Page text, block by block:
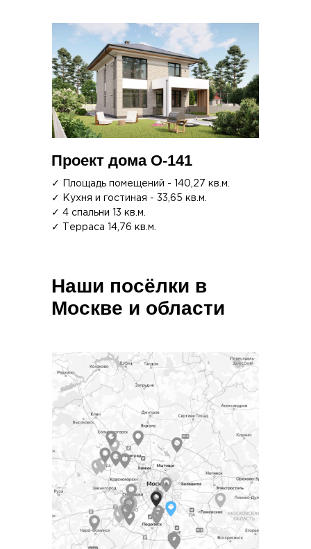
Проект дома О-141
✓ Площадь помещений - 140,27 кв.м.
✓ Кухня и гостиная - 33,65 кв.м.
✓ 4 спальни 13 кв.м.
✓ Терраса 14,76 кв.м.
Наши посёлки в
Москве и области